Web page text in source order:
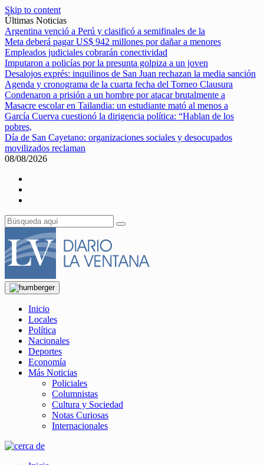
Skip to content
Últimas Noticias
Argentina venció a Perú y clasificó a semifinales de la
Meta deberá pagar US$ 942 millones por dañar a menores
Empleados judiciales cobrarán conectividad
Imputaron a policías por la presunta golpiza a un joven
Desalojos exprés: inquilinos de San Juan rechazan la media sanción
Agenda y cronograma de la cuarta fecha del Torneo Clausura
Condenaron a prisión a un hombre por atacar brutalmente a
Masacre escolar en Tailandia: un estudiante mató al menos a
García Cuerva cuestionó la dirigencia política: “Hablan de los
pobres,
Día de San Cayetano: organizaciones sociales y desocupados
movilizados reclaman
08/08/2026
Inicio
Locales
Política
Nacionales
Deportes
Economía
Más Noticias
Policiales
Columnistas
Cultura y Sociedad
Notas Curiosas
Internacionales